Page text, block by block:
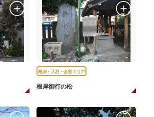
根岸・入谷・金杉エリア
根岸御行の松